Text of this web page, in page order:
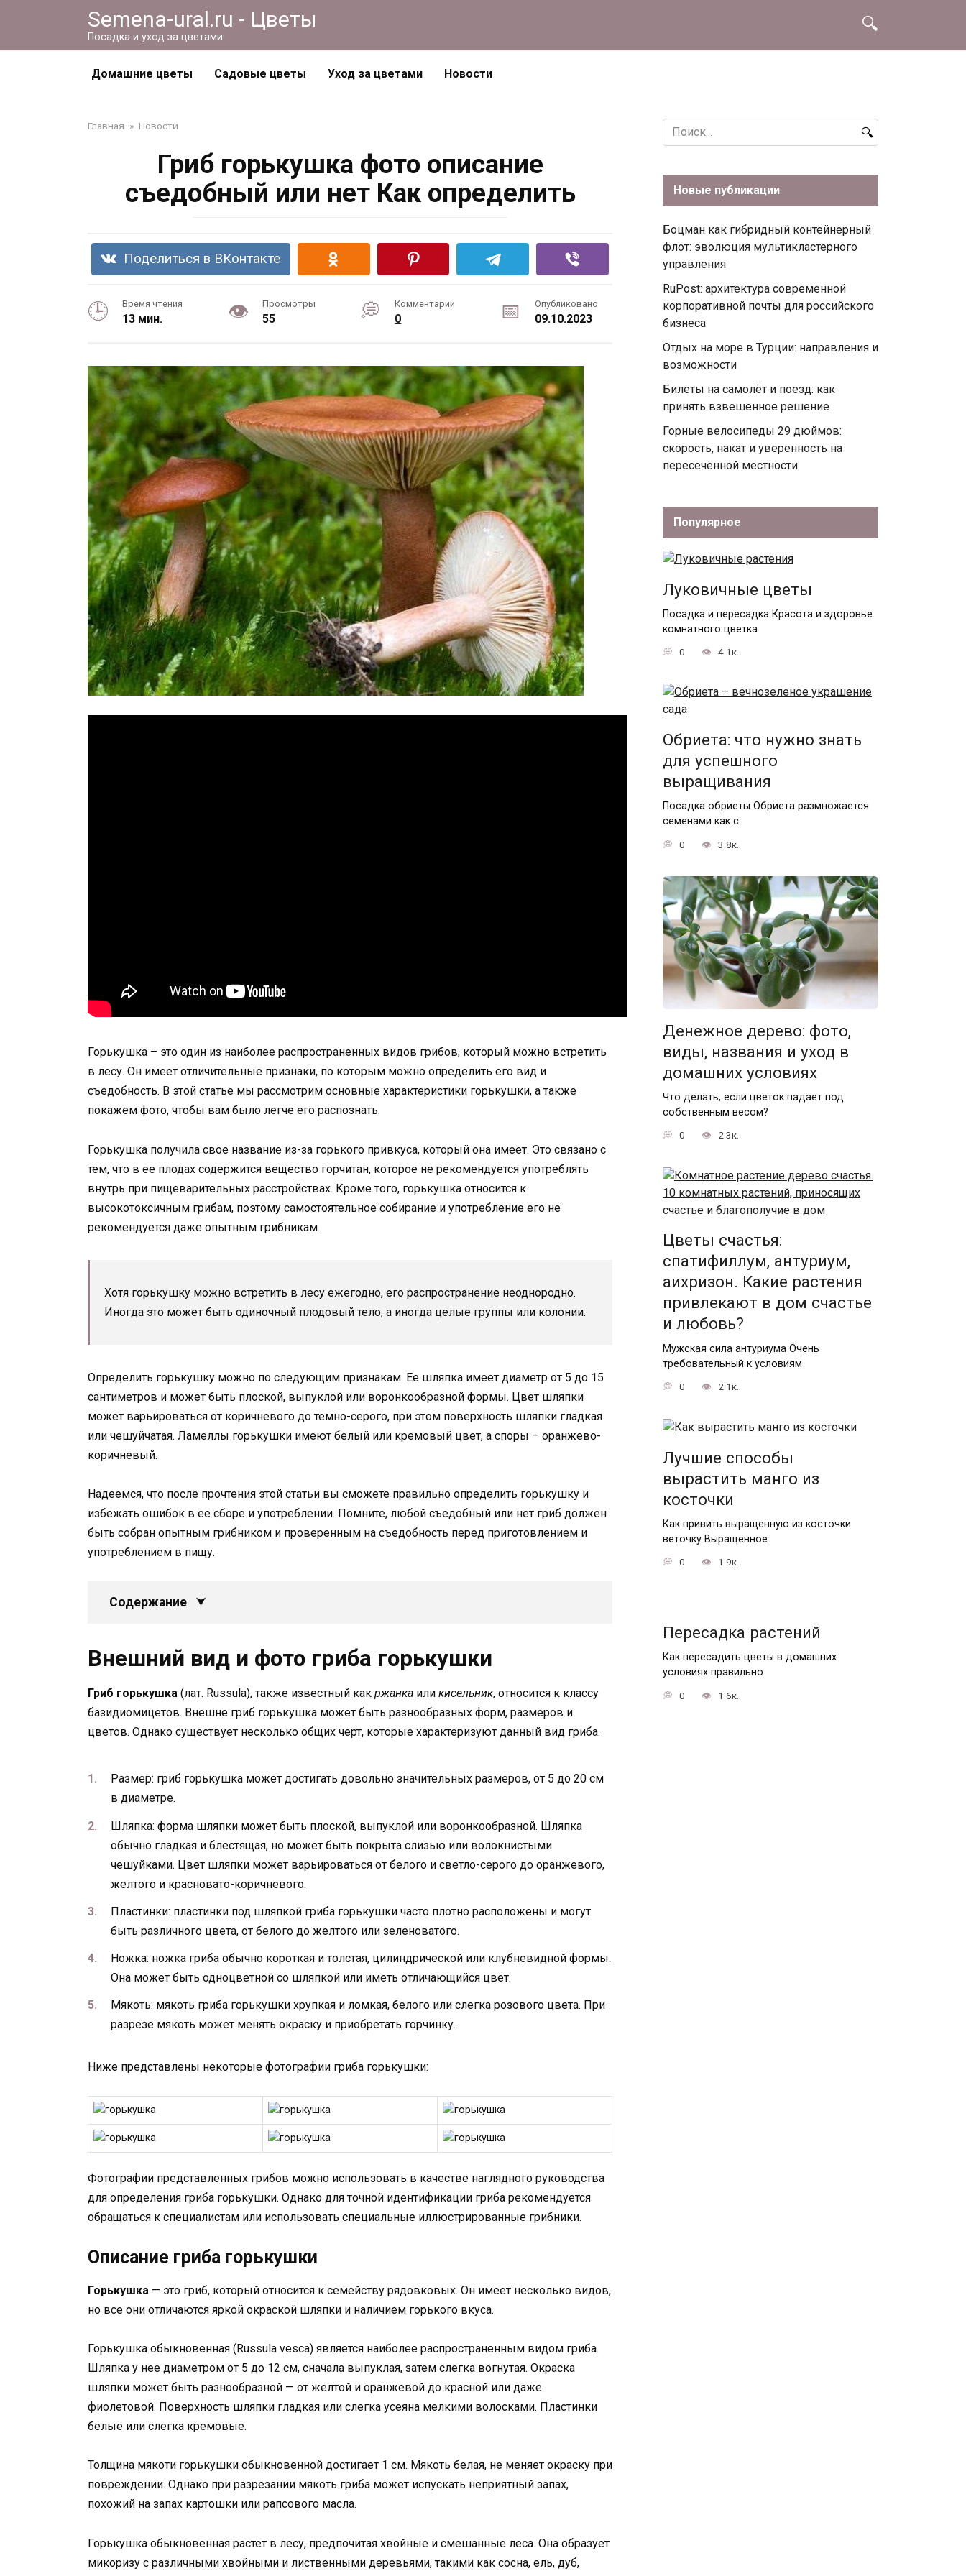
Semena-ural.ru - Цветы
Посадка и уход за цветами
Домашние цветы Садовые цветы Уход за цветами Новости
Главная » Новости
Гриб горькушка фото описание
съедобный или нет Как определить
Поделиться в ВКонтакте
Время чтения
13 мин.
Просмотры
55
Комментарии
0
Опубликовано
09.10.2023
Горькушка – это один из наиболее распространенных видов грибов, который можно встретить
в лесу. Он имеет отличительные признаки, по которым можно определить его вид и
съедобность. В этой статье мы рассмотрим основные характеристики горькушки, а также
покажем фото, чтобы вам было легче его распознать.
Горькушка получила свое название из-за горького привкуса, который она имеет. Это связано с
тем, что в ее плодах содержится вещество горчитан, которое не рекомендуется употреблять
внутрь при пищеварительных расстройствах. Кроме того, горькушка относится к
высокотоксичным грибам, поэтому самостоятельное собирание и употребление его не
рекомендуется даже опытным грибникам.
Хотя горькушку можно встретить в лесу ежегодно, его распространение неоднородно.
Иногда это может быть одиночный плодовый тело, а иногда целые группы или колонии.
Определить горькушку можно по следующим признакам. Ее шляпка имеет диаметр от 5 до 15
сантиметров и может быть плоской, выпуклой или воронкообразной формы. Цвет шляпки
может варьироваться от коричневого до темно-серого, при этом поверхность шляпки гладкая
или чешуйчатая. Ламеллы горькушки имеют белый или кремовый цвет, а споры – оранжево-
коричневый.
Надеемся, что после прочтения этой статьи вы сможете правильно определить горькушку и
избежать ошибок в ее сборе и употреблении. Помните, любой съедобный или нет гриб должен
быть собран опытным грибником и проверенным на съедобность перед приготовлением и
употреблением в пищу.
Содержание
Внешний вид и фото гриба горькушки
Гриб горькушка (лат. Russula), также известный как ржанка или кисельник, относится к классу
базидиомицетов. Внешне гриб горькушка может быть разнообразных форм, размеров и
цветов. Однако существует несколько общих черт, которые характеризуют данный вид гриба.
Размер: гриб горькушка может достигать довольно значительных размеров, от 5 до 20 см
в диаметре.
Шляпка: форма шляпки может быть плоской, выпуклой или воронкообразной. Шляпка
обычно гладкая и блестящая, но может быть покрыта слизью или волокнистыми
чешуйками. Цвет шляпки может варьироваться от белого и светло-серого до оранжевого,
желтого и красновато-коричневого.
Пластинки: пластинки под шляпкой гриба горькушки часто плотно расположены и могут
быть различного цвета, от белого до желтого или зеленоватого.
Ножка: ножка гриба обычно короткая и толстая, цилиндрической или клубневидной формы.
Она может быть одноцветной со шляпкой или иметь отличающийся цвет.
Мякоть: мякоть гриба горькушки хрупкая и ломкая, белого или слегка розового цвета. При
разрезе мякоть может менять окраску и приобретать горчинку.
Ниже представлены некоторые фотографии гриба горькушки:
Фотографии представленных грибов можно использовать в качестве наглядного руководства
для определения гриба горькушки. Однако для точной идентификации гриба рекомендуется
обращаться к специалистам или использовать специальные иллюстрированные грибники.
Описание гриба горькушки
Горькушка — это гриб, который относится к семейству рядовковых. Он имеет несколько видов,
но все они отличаются яркой окраской шляпки и наличием горького вкуса.
Горькушка обыкновенная (Russula vesca) является наиболее распространенным видом гриба.
Шляпка у нее диаметром от 5 до 12 см, сначала выпуклая, затем слегка вогнутая. Окраска
шляпки может быть разнообразной — от желтой и оранжевой до красной или даже
фиолетовой. Поверхность шляпки гладкая или слегка усеяна мелкими волосками. Пластинки
белые или слегка кремовые.
Толщина мякоти горькушки обыкновенной достигает 1 см. Мякоть белая, не меняет окраску при
повреждении. Однако при разрезании мякоть гриба может испускать неприятный запах,
похожий на запах картошки или рапсового масла.
Горькушка обыкновенная растет в лесу, предпочитая хвойные и смешанные леса. Она образует
микоризу с различными хвойными и лиственными деревьями, такими как сосна, ель, дуб,
Search
for:
Новые публикации
Боцман как гибридный контейнерный
флот: эволюция мультикластерного
управления
RuPost: архитектура современной
корпоративной почты для российского
бизнеса
Отдых на море в Турции: направления и
возможности
Билеты на самолёт и поезд: как
принять взвешенное решение
Горные велосипеды 29 дюймов:
скорость, накат и уверенность на
пересечённой местности
Популярное
Луковичные цветы
Посадка и пересадка Красота и здоровье
комнатного цветка
0 4.1к.
Обриета: что нужно знать
для успешного
выращивания
Посадка обриеты Обриета размножается
семенами как с
0 3.8к.
Денежное дерево: фото,
виды, названия и уход в
домашних условиях
Что делать, если цветок падает под
собственным весом?
0 2.3к.
Цветы счастья:
спатифиллум, антуриум,
аихризон. Какие растения
привлекают в дом счастье
и любовь?
Мужская сила антуриума Очень
требовательный к условиям
0 2.1к.
Лучшие способы
вырастить манго из
косточки
Как привить выращенную из косточки
веточку Выращенное
0 1.9к.
Пересадка растений
Как пересадить цветы в домашних
условиях правильно
0 1.6к.